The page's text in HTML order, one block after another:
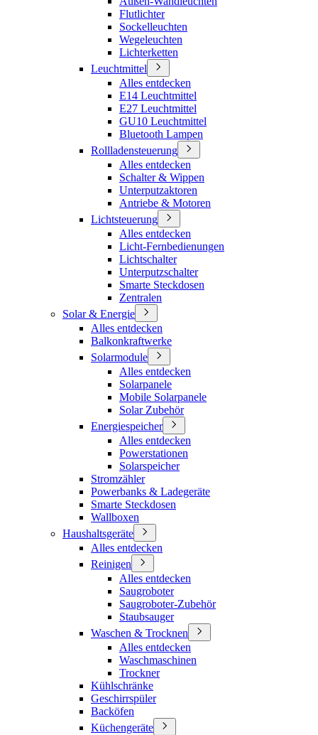
Flutlichter
Sockelleuchten
Wegeleuchten
Lichterketten
Leuchtmittel
Alles entdecken
E14 Leuchtmittel
E27 Leuchtmittel
GU10 Leuchtmittel
Bluetooth Lampen
Rollladensteuerung
Alles entdecken
Schalter & Wippen
Unterputzaktoren
Antriebe & Motoren
Lichtsteuerung
Alles entdecken
Licht-Fernbedienungen
Lichtschalter
Unterputzschalter
Smarte Steckdosen
Zentralen
Solar & Energie
Alles entdecken
Balkonkraftwerke
Solarmodule
Alles entdecken
Solarpanele
Mobile Solarpanele
Solar Zubehör
Energiespeicher
Alles entdecken
Powerstationen
Solarspeicher
Stromzähler
Powerbanks & Ladegeräte
Smarte Steckdosen
Wallboxen
Haushaltsgeräte
Alles entdecken
Reinigen
Alles entdecken
Saugroboter
Saugroboter-Zubehör
Staubsauger
Waschen & Trocknen
Alles entdecken
Waschmaschinen
Trockner
Kühlschränke
Geschirrspüler
Backöfen
Küchengeräte